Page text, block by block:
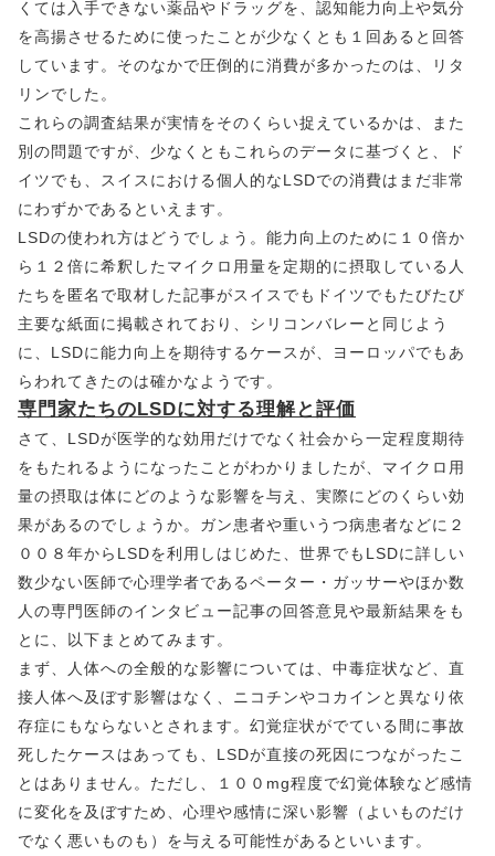
くては入手できない薬品やドラッグを、認知能力向上や気分
を高揚させるために使ったことが少なくとも１回あると回答
しています。そのなかで圧倒的に消費が多かったのは、リタ
リンでした。
これらの調査結果が実情をそのくらい捉えているかは、また
別の問題ですが、少なくともこれらのデータに基づくと、ド
イツでも、スイスにおける個人的なLSDでの消費はまだ非常
にわずかであるといえます。
LSDの使われ方はどうでしょう。能力向上のために１０倍か
ら１２倍に希釈したマイクロ用量を定期的に摂取している人
たちを匿名で取材した記事がスイスでもドイツでもたびたび
主要な紙面に掲載されており、シリコンバレーと同じよう
に、LSDに能力向上を期待するケースが、ヨーロッパでもあ
らわれてきたのは確かなようです。
専門家たちのLSDに対する理解と評価
さて、LSDが医学的な効用だけでなく社会から一定程度期待
をもたれるようになったことがわかりましたが、マイクロ用
量の摂取は体にどのような影響を与え、実際にどのくらい効
果があるのでしょうか。ガン患者や重いうつ病患者などに２
００８年からLSDを利用しはじめた、世界でもLSDに詳しい
数少ない医師で心理学者であるペーター・ガッサーやほか数
人の専門医師のインタビュー記事の回答意見や最新結果をも
とに、以下まとめてみます。
まず、人体への全般的な影響については、中毒症状など、直
接人体へ及ぼす影響はなく、ニコチンやコカインと異なり依
存症にもならないとされます。幻覚症状がでている間に事故
死したケースはあっても、LSDが直接の死因につながったこ
とはありません。ただし、１００mg程度で幻覚体験など感情
に変化を及ぼすため、心理や感情に深い影響（よいものだけ
でなく悪いものも）を与える可能性があるといいます。